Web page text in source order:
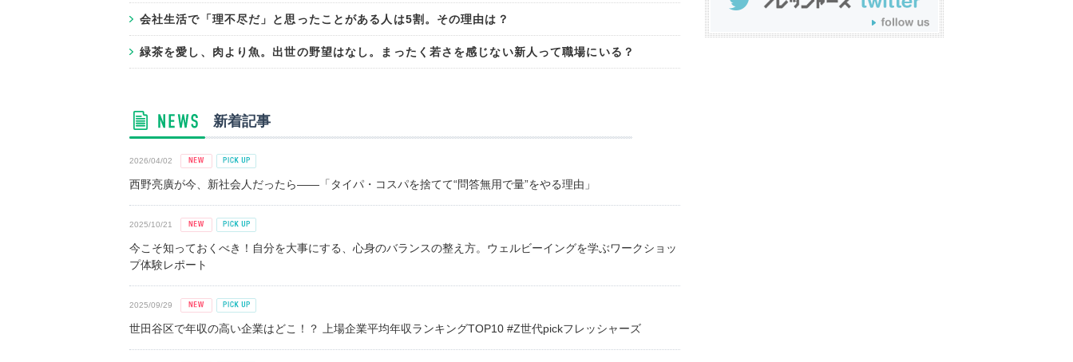
会社生活で「理不尽だ」と思ったことがある人は5割。その理由は？
緑茶を愛し、肉より魚。出世の野望はなし。まったく若さを感じない新人って職場にいる？
新着記事
2026/04/02
西野亮廣が今、新社会人だったら――「タイパ・コスパを捨てて“問答無用で量”をやる理由」
2025/10/21
今こそ知っておくべき！自分を大事にする、心身のバランスの整え方。ウェルビーイングを学ぶワークショッ
プ体験レポート
2025/09/29
世田谷区で年収の高い企業はどこ！？ 上場企業平均年収ランキングTOP10 #Z世代pickフレッシャーズ